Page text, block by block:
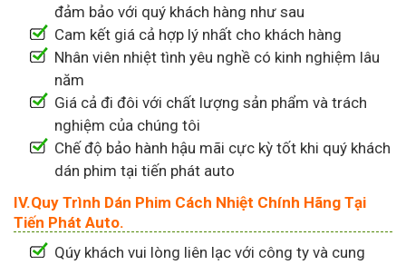
đảm bảo với quý khách hàng như sau
Cam kết giá cả hợp lý nhất cho khách hàng
Nhân viên nhiệt tình yêu nghề có kinh nghiệm lâu
năm
Giá cả đi đôi với chất lượng sản phẩm và trách
nghiệm của chúng tôi
Chế độ bảo hành hậu mãi cực kỳ tốt khi quý khách
dán phim tại tiến phát auto
IV.Quy Trình Dán Phim Cách Nhiệt Chính Hãng Tại
Tiến Phát Auto.
Qúy khách vui lòng liên lạc với công ty và cung